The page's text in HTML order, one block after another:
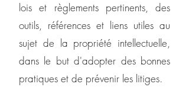
lois et règlements pertinents, des
outils, références et liens utiles au
sujet de la propriété intellectuelle,
dans le but d'adopter des bonnes
pratiques et de prévenir les litiges.